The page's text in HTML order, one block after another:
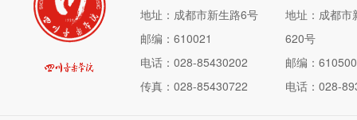
地址：成都市新生路6号
邮编：610021
电话：028-85430202
传真：028-85430722
地址：成都市
620号
邮编：610500
电话：028-